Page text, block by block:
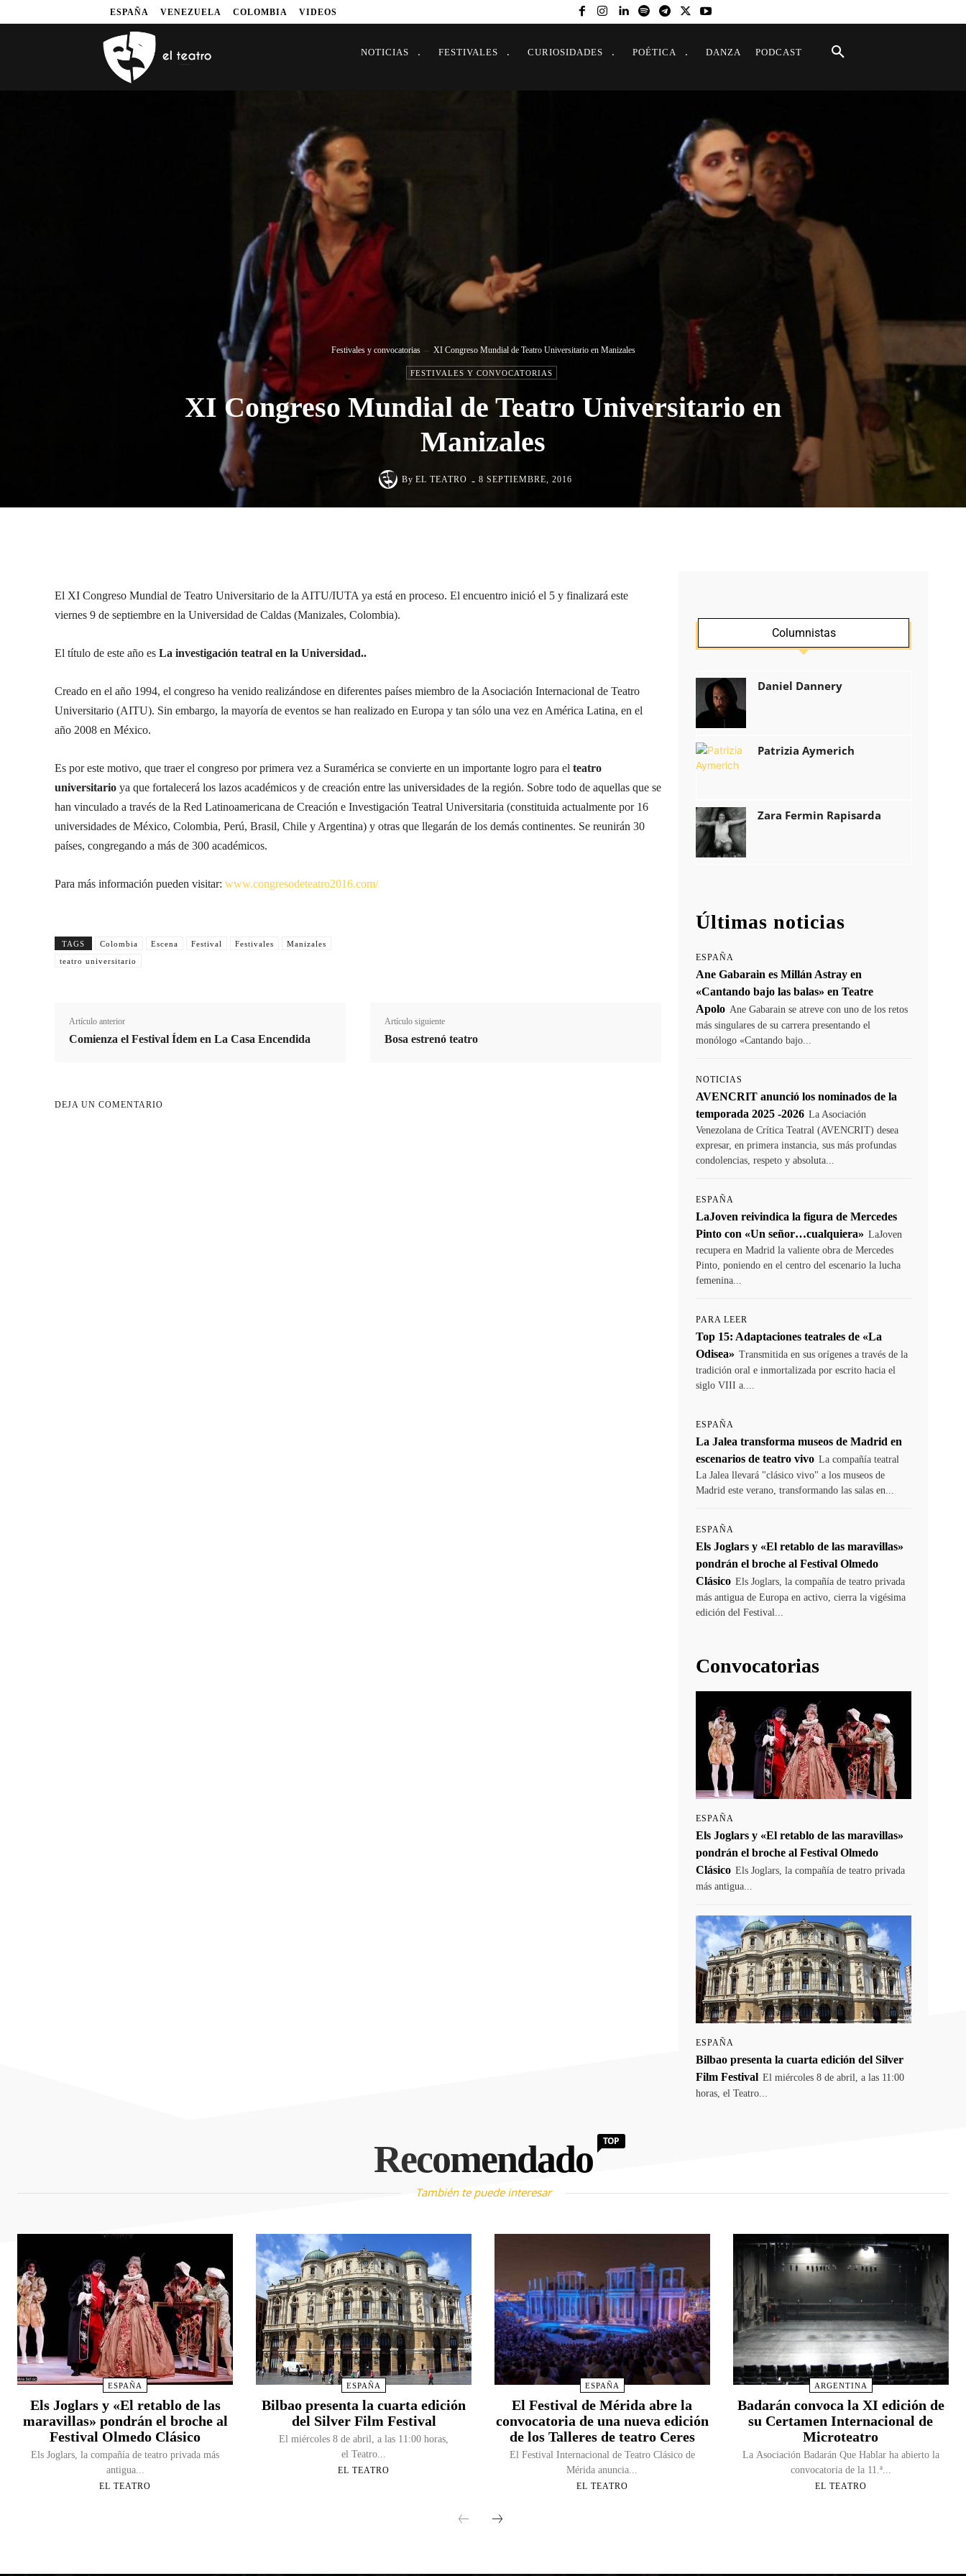
ESPAÑA VENEZUELA COLOMBIA VIDEOS
NOTICIAS FESTIVALES CURIOSIDADES POÉTICA DANZA PODCAST
Festivales y convocatorias XI Congreso Mundial de Teatro Universitario en Manizales
FESTIVALES Y CONVOCATORIAS
XI Congreso Mundial de Teatro Universitario en
Manizales
By EL TEATRO - 8 SEPTIEMBRE, 2016
El XI Congreso Mundial de Teatro Universitario de la AITU/IUTA ya está en proceso. El encuentro inició el 5 y finalizará este
viernes 9 de septiembre en la Universidad de Caldas (Manizales, Colombia).
El título de este año es La investigación teatral en la Universidad..
Creado en el año 1994, el congreso ha venido realizándose en diferentes países miembro de la Asociación Internacional de Teatro
Universitario (AITU). Sin embargo, la mayoría de eventos se han realizado en Europa y tan sólo una vez en América Latina, en el
año 2008 en México.
Es por este motivo, que traer el congreso por primera vez a Suramérica se convierte en un importante logro para el teatro
universitario ya que fortalecerá los lazos académicos y de creación entre las universidades de la región. Sobre todo de aquellas que se
han vinculado a través de la Red Latinoamericana de Creación e Investigación Teatral Universitaria (constituida actualmente por 16
universidades de México, Colombia, Perú, Brasil, Chile y Argentina) y otras que llegarán de los demás continentes. Se reunirán 30
países, congregando a más de 300 académicos.
Para más información pueden visitar: www.congresodeteatro2016.com/
TAGS Colombia Escena Festival Festivales
Manizales
teatro universitario
Artículo anterior
Comienza el Festival Ídem en La Casa Encendida
Artículo siguiente
Bosa estrenó teatro
DEJA UN COMENTARIO
Columnistas
Daniel Dannery
Patrizia Aymerich
Zara Fermin Rapisarda
Últimas noticias
ESPAÑA
Ane Gabarain es Millán Astray en
«Cantando bajo las balas» en Teatre
Apolo Ane Gabarain se atreve con uno de los retos
más singulares de su carrera presentando el
monólogo «Cantando bajo...
NOTICIAS
AVENCRIT anunció los nominados de la
temporada 2025 -2026 La Asociación
Venezolana de Crítica Teatral (AVENCRIT) desea
expresar, en primera instancia, sus más profundas
condolencias, respeto y absoluta...
ESPAÑA
LaJoven reivindica la figura de Mercedes
Pinto con «Un señor…cualquiera» LaJoven
recupera en Madrid la valiente obra de Mercedes
Pinto, poniendo en el centro del escenario la lucha
femenina...
PARA LEER
Top 15: Adaptaciones teatrales de «La
Odisea» Transmitida en sus orígenes a través de la
tradición oral e inmortalizada por escrito hacia el
siglo VIII a....
ESPAÑA
La Jalea transforma museos de Madrid en
escenarios de teatro vivo La compañía teatral
La Jalea llevará "clásico vivo" a los museos de
Madrid este verano, transformando las salas en...
ESPAÑA
Els Joglars y «El retablo de las maravillas»
pondrán el broche al Festival Olmedo
Clásico Els Joglars, la compañía de teatro privada
más antigua de Europa en activo, cierra la vigésima
edición del Festival...
Convocatorias
ESPAÑA
Els Joglars y «El retablo de las maravillas»
pondrán el broche al Festival Olmedo
Clásico Els Joglars, la compañía de teatro privada
más antigua...
ESPAÑA
Bilbao presenta la cuarta edición del Silver
Film Festival El miércoles 8 de abril, a las 11:00
horas, el Teatro...
Recomendado TOP
También te puede interesar
ESPAÑA
Els Joglars y «El retablo de las
maravillas» pondrán el broche al
Festival Olmedo Clásico
Els Joglars, la compañía de teatro privada más
antigua...
EL TEATRO
ESPAÑA
Bilbao presenta la cuarta edición
del Silver Film Festival
El miércoles 8 de abril, a las 11:00 horas,
el Teatro...
EL TEATRO
ESPAÑA
El Festival de Mérida abre la
convocatoria de una nueva edición
de los Talleres de teatro Ceres
El Festival Internacional de Teatro Clásico de
Mérida anuncia...
EL TEATRO
ARGENTINA
Badarán convoca la XI edición de
su Certamen Internacional de
Microteatro
La Asociación Badarán Que Hablar ha abierto la
convocatoria de la 11.ª...
EL TEATRO